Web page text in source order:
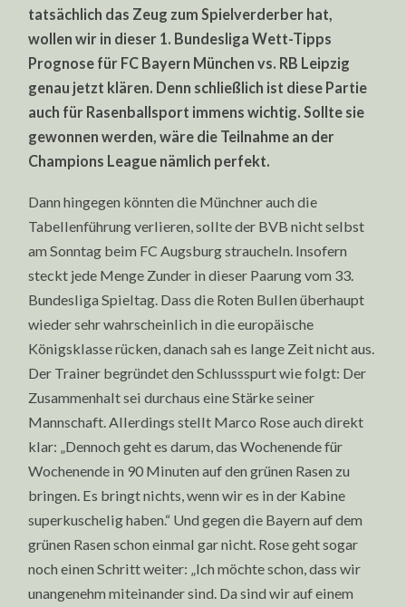
tatsächlich das Zeug zum Spielverderber hat,
wollen wir in dieser 1. Bundesliga Wett-Tipps
Prognose für FC Bayern München vs. RB Leipzig
genau jetzt klären. Denn schließlich ist diese Partie
auch für Rasenballsport immens wichtig. Sollte sie
gewonnen werden, wäre die Teilnahme an der
Champions League nämlich perfekt.
Dann hingegen könnten die Münchner auch die
Tabellenführung verlieren, sollte der BVB nicht selbst
am Sonntag beim FC Augsburg straucheln. Insofern
steckt jede Menge Zunder in dieser Paarung vom 33.
Bundesliga Spieltag. Dass die Roten Bullen überhaupt
wieder sehr wahrscheinlich in die europäische
Königsklasse rücken, danach sah es lange Zeit nicht aus.
Der Trainer begründet den Schlussspurt wie folgt: Der
Zusammenhalt sei durchaus eine Stärke seiner
Mannschaft. Allerdings stellt Marco Rose auch direkt
klar: „Dennoch geht es darum, das Wochenende für
Wochenende in 90 Minuten auf den grünen Rasen zu
bringen. Es bringt nichts, wenn wir es in der Kabine
superkuschelig haben.“ Und gegen die Bayern auf dem
grünen Rasen schon einmal gar nicht. Rose geht sogar
noch einen Schritt weiter: „Ich möchte schon, dass wir
unangenehm miteinander sind. Da sind wir auf einem